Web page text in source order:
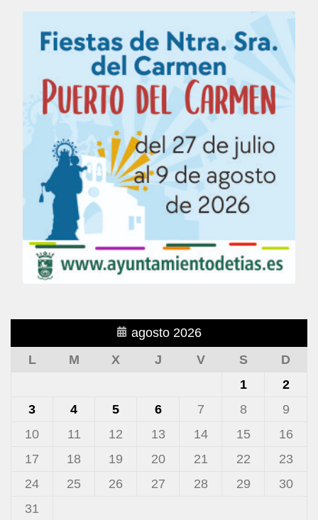
agosto 2026
L
M X J V S
D
1
2
3
4 5 6 7 8
9
10
11 12 13 14 15
16
17
18 19 20 21 22
23
24
25 26 27 28 29
30
31